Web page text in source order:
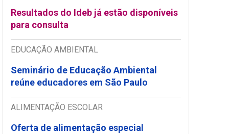
Resultados do Ideb já estão disponíveis
para consulta
EDUCAÇÃO AMBIENTAL
Seminário de Educação Ambiental
reúne educadores em São Paulo
ALIMENTAÇÃO ESCOLAR
Oferta de alimentação especial